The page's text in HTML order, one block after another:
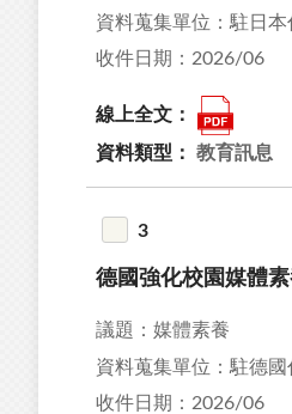
資料蒐集單位：駐日本
收件日期：2026/06
線上全文：
資料類型： 教育訊息
3
德國強化校園媒體
議題：媒體素養
資料蒐集單位：駐德國
收件日期：2026/06